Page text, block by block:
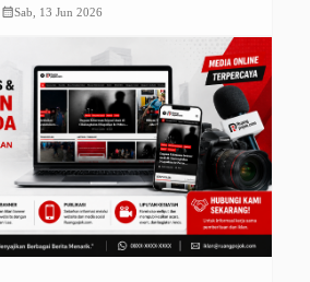
Gunakan Saus Pedas Pabrikan,
calendar_monthSab, 13 Jun 2026